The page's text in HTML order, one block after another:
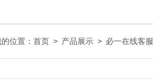
位置： 首页 > 产品展示 > 必一在线客服